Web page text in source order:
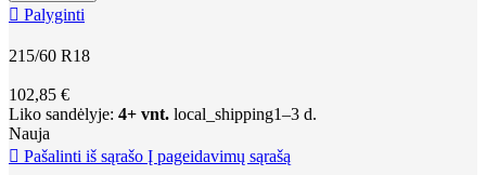
 Palyginti
215/60 R18
102,85 €
Liko sandėlyje: 4+ vnt. local_shipping1–3 d.
Nauja
 Pašalinti iš sąrašo Į pageidavimų sąrašą